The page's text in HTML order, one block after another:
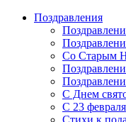
Поздравления
Со Старым
С Днем
C 23 февраля
Стихи к